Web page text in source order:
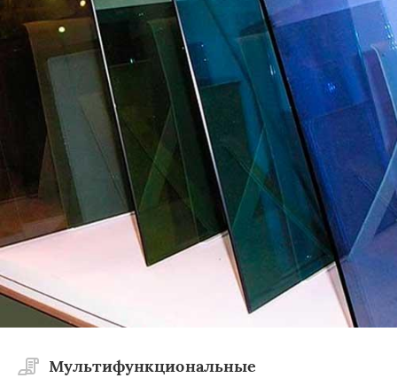
Мультифункциональные